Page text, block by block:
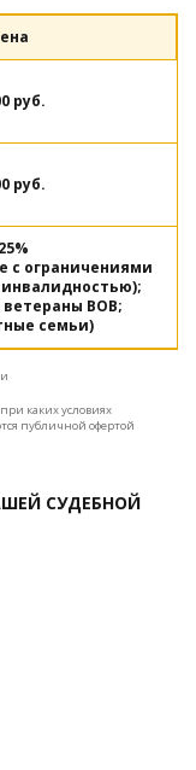
руб.
руб.
с ограничениями
ВОВ;
семьи)
каких условиях
публичной офертой
СУДЕБНОЙ